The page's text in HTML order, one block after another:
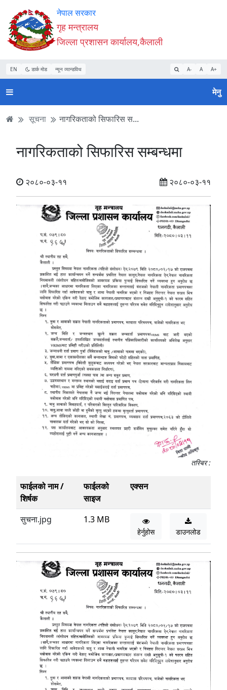
Accessibility
Mode
सुरु
गर्नुहोस्
सामाग्री
पढ्नुहाेस्
नेभिगेसन
पढ्नुहाेस्
वेबसाइट
खोजमा
जानुहोस्
नेपाल सरकार
गृह मन्त्रालय
जिल्ला प्रशासन कार्यालय,कैलाली
EN डार्क मोड न्यून व्यान्डविथ A- A A+
मेनु
सूचना नागरिकताको सिफारिस स...
नागरिकताको सिफारिस सम्बन्धमा
२०८०-०३-११ २०८०-०३-११
तस्बिर :
फाईलको नाम /
शिर्षक
फाईलको
साइज
एक्सन
सुचना.jpg 1.3 MB
हेर्नुहोस डाउनलोड